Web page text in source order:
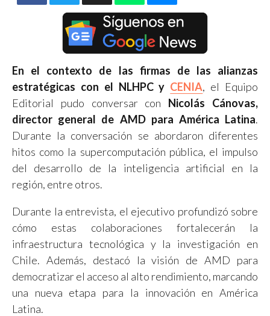
En el contexto de las firmas de las alianzas
estratégicas con el NLHPC y CENIA, el Equipo
Editorial pudo conversar con Nicolás Cánovas,
director general de AMD para América Latina.
Durante la conversación se abordaron diferentes
hitos como la supercomputación pública, el impulso
del desarrollo de la inteligencia artificial en la
región, entre otros.
Durante la entrevista, el ejecutivo profundizó sobre
cómo estas colaboraciones fortalecerán la
infraestructura tecnológica y la investigación en
Chile. Además, destacó la visión de AMD para
democratizar el acceso al alto rendimiento, marcando
una nueva etapa para la innovación en América
Latina.